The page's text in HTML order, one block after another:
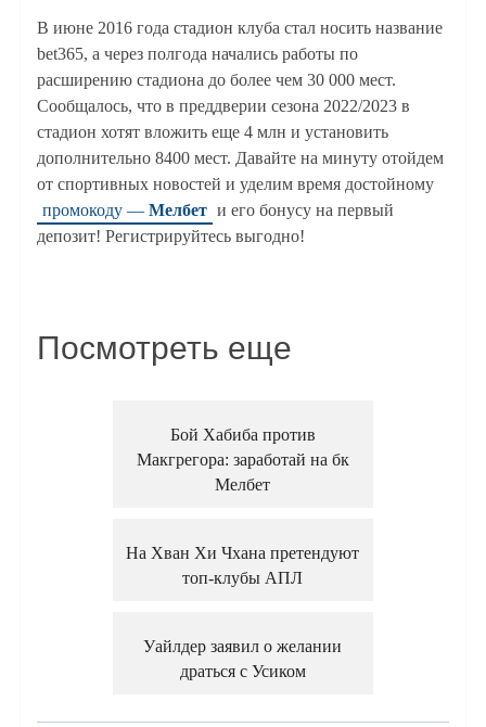
В июне 2016 года стадион клуба стал носить название
bet365, а через полгода начались работы по
расширению стадиона до более чем 30 000 мест.
Сообщалось, что в преддверии сезона 2022/2023 в
стадион хотят вложить еще 4 млн и установить
дополнительно 8400 мест. Давайте на минуту отойдем
от спортивных новостей и уделим время достойному
промокоду — Мелбет и его бонусу на первый
депозит! Регистрируйтесь выгодно!
Посмотреть еще
Бой Хабиба против
Макгрегора: заработай на бк
Мелбет
На Хван Хи Чхана претендуют
топ-клубы АПЛ
Уайлдер заявил о желании
драться с Усиком